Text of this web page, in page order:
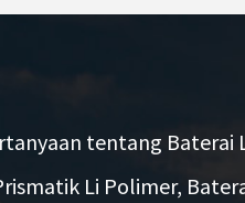
tentang Baterai
Li Polimer,